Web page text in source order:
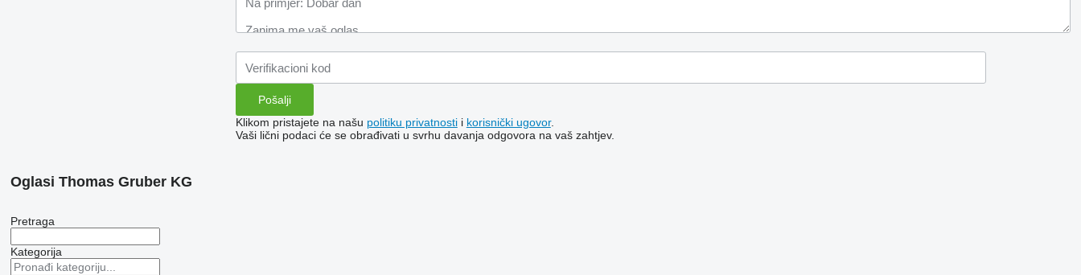
Klikom pristajete na našu politiku privatnostii korisnički ugovor.
Vaši lični podaci će se obrađivati ​​u svrhu davanja odgovora na vaš zahtjev.
Oglasi Thomas Gruber KG
Pretraga
Kategorija